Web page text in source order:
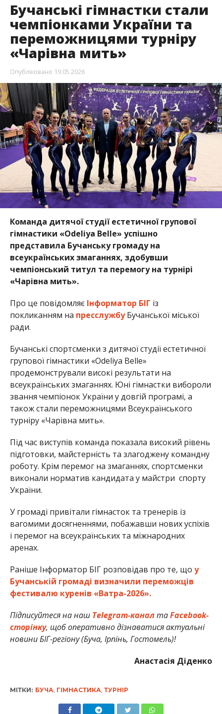
Бучанські гімнастки стали
чемпіонками України та
переможницями турніру
«Чарівна мить»
Опубліковано 19.05.2026
Команда дитячої студії естетичної групової
гімнастики «Odeliya Belle» успішно
представила Бучанську громаду на
всеукраїнських змаганнях, здобувши
чемпіонський титул та перемогу на турнірі
«Чарівна мить».
Про це повідомляє Інформатор БІГ із
покликанням на пресслужбуБучанської міської
ради.
Бучанські спортсменки з дитячої студії естетичної
групової гімнастики «Odeliya Belle»
продемонстрували високі результати на
всеукраїнських змаганнях. Юні гімнастки вибороли
звання чемпіонок України у довгій програмі, а
також стали переможницями Всеукраїнського
турніру «Чарівна мить».
Під час виступів команда показала високий рівень
підготовки, майстерність та злагоджену командну
роботу. Крім перемог на змаганнях, спортсменки
виконали норматив кандидата у майстри спорту
України.
У громаді привітали гімнасток та тренерів із
вагомими досягненнями, побажавши нових успіхів
і перемог на всеукраїнських та міжнародних
аренах.
Раніше Інформатор БІГ розповідав про те, що у
Бучанській громаді визначили переможців
фестивалю куренів «Ватра-2026».
Підписуйтеся на наш Telegram-каналтаFacebook-
сторінку, щоб оперативно дізнаватися актуальні
новини БІГ-регіону (Буча, Ірпінь, Гостомель)!
Анастасія Діденко
МІТКИ: БУЧА, ГІМНАСТИКА, ТУРНІР